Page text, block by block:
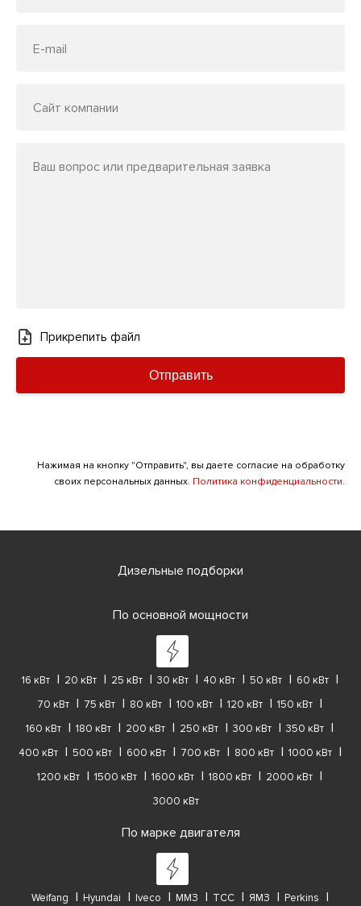
E-mail
Сайт компании
Ваш вопрос или предварительная заявка
Прикрепить файл
Отправить
Нажимая на кнопку "Отправить", вы даете согласие на обработку
своих персональных данных. Политика конфиденциальности.
Дизельные подборки
По основной мощности
16 кВт 20 кВт 25 кВт 30 кВт 40 кВт 50 кВт
60 кВт
70 кВт
75 кВт 80 кВт 100 кВт 120 кВт
150 кВт
160 кВт
180 кВт 200 кВт 250 кВт 300 кВт
350 кВт
400 кВт
500 кВт 600 кВт 700 кВт 800 кВт
1000 кВт
1200 кВт
1500 кВт 1600 кВт 1800 кВт
2000 кВт
3000 кВт
По марке двигателя
Weifang Hyundai Iveco ММЗ ТСС ЯМЗ
Perkins